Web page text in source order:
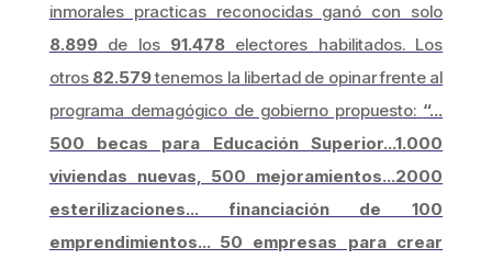
inmorales practicas reconocidas ganó con solo
8.899de los 91.478 electores habilitados. Los
otros 82.579tenemos la libertad de opinar frente al
programa demagógico de gobierno propuesto: “…
500 becas para Educación Superior…1.000
viviendas nuevas, 500 mejoramientos…2000
esterilizaciones… financiación de 100
emprendimientos… 50 empresas para crear